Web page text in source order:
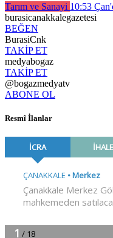
Tarım ve Sanayi 10:53
burasicanakkalegazetesi
BEĞEN
BurasiCnk
TAKİP ET
medyabogaz
TAKİP ET
@bogazmedyatv
ABONE OL
Resmî İlanlar